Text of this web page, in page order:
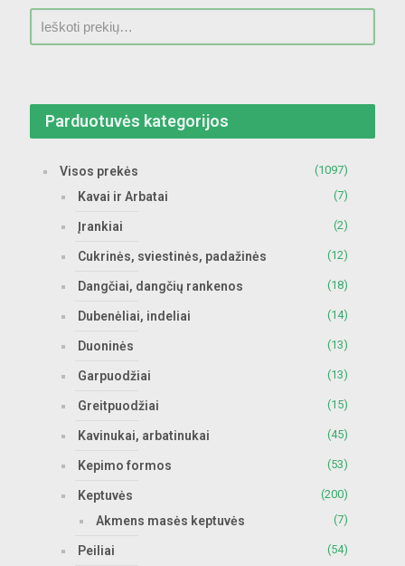
Parduotuvės kategorijos
Visos prekės (1097)
Kavai ir Arbatai (7)
Įrankiai (2)
Cukrinės, sviestinės, padažinės (12)
Dangčiai, dangčių rankenos (18)
Dubenėliai, indeliai (14)
Duoninės (13)
Garpuodžiai (13)
Greitpuodžiai (15)
Kavinukai, arbatinukai (45)
Kepimo formos (53)
Keptuvės (200)
Akmens masės keptuvės (7)
Peiliai (54)